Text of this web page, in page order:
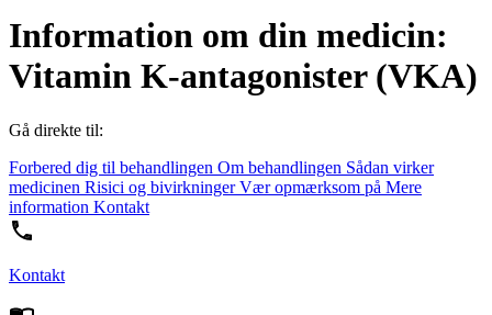
Information om din medicin:
Vitamin K-antagonister (VKA)
Gå direkte til:
Forbered dig til behandlingen Om behandlingen Sådan virker
medicinen Risici og bivirkningerVær opmærksom på Mere
information Kontakt
Kontakt